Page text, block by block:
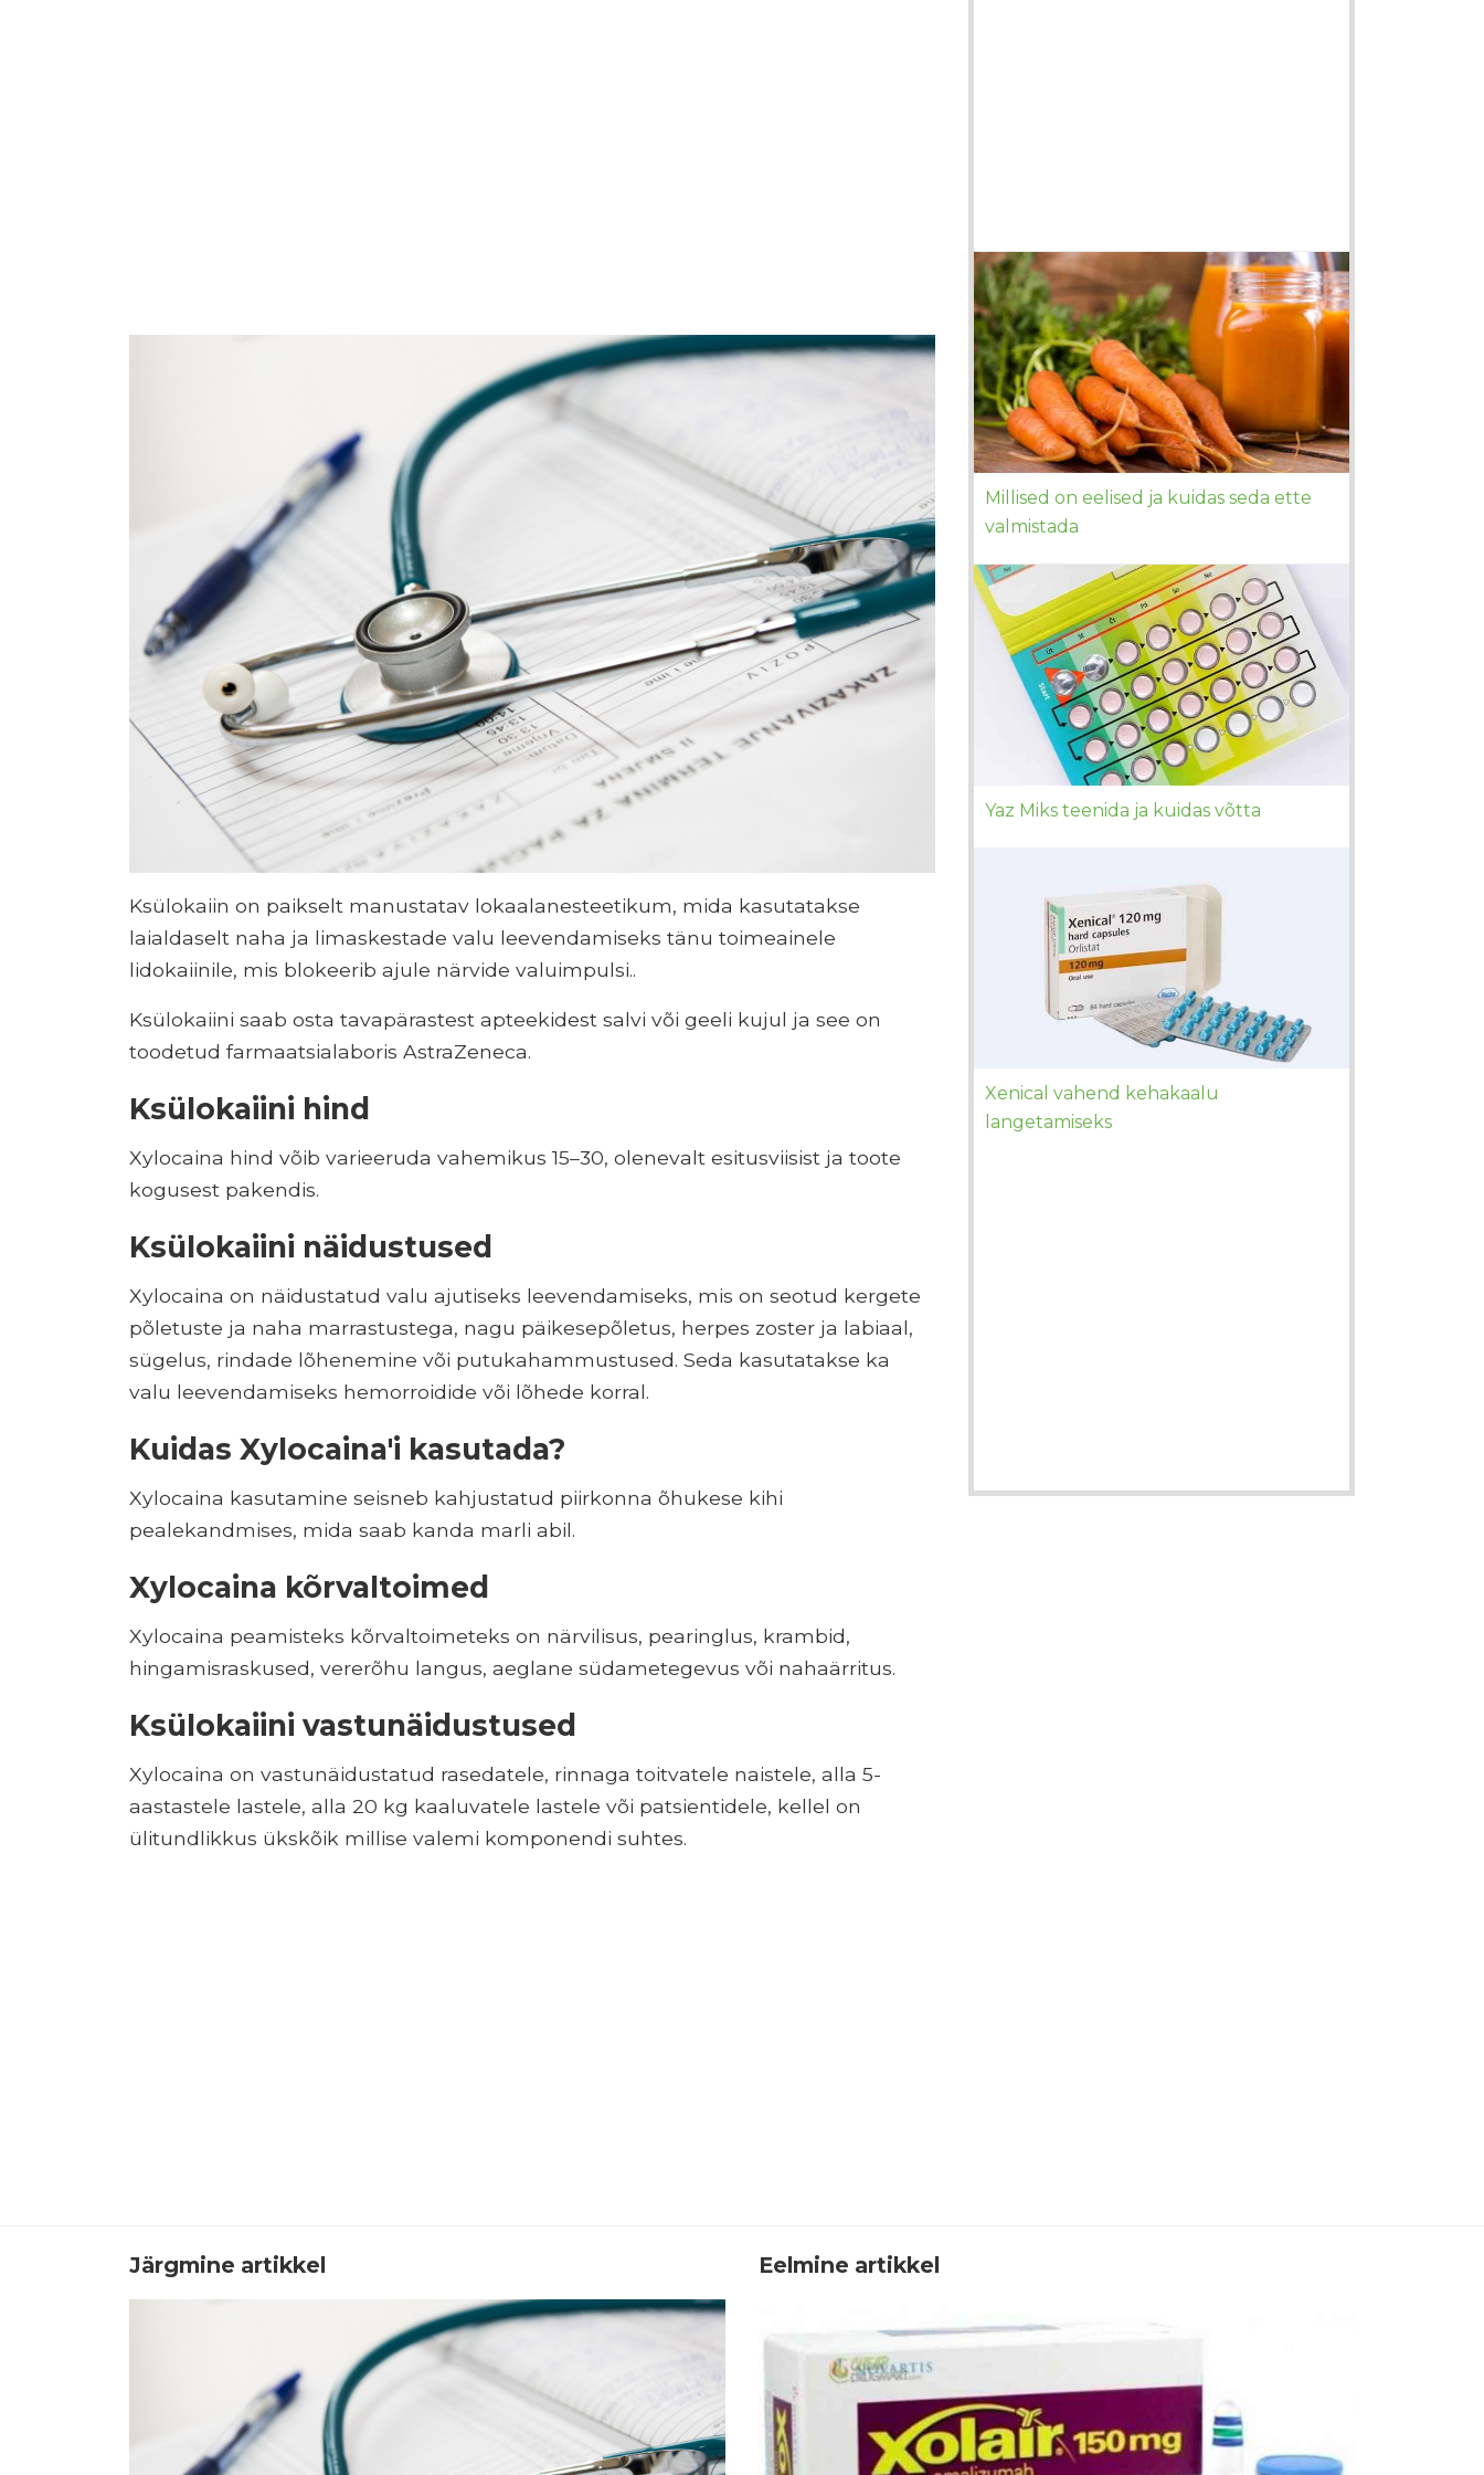
Ksülokaiin on paikselt manustatav lokaalanesteetikum, mida kasutatakse
laialdaselt naha ja limaskestade valu leevendamiseks tänu toimeainele
lidokaiinile, mis blokeerib ajule närvide valuimpulsi..
Ksülokaiini saab osta tavapärastest apteekidest salvi või geeli kujul ja see on
toodetud farmaatsialaboris AstraZeneca.
Ksülokaiini hind
Xylocaina hind võib varieeruda vahemikus 15–30, olenevalt esitusviisist ja toote
kogusest pakendis.
Ksülokaiini näidustused
Xylocaina on näidustatud valu ajutiseks leevendamiseks, mis on seotud kergete
põletuste ja naha marrastustega, nagu päikesepõletus, herpes zoster ja labiaal,
sügelus, rindade lõhenemine või putukahammustused. Seda kasutatakse ka
valu leevendamiseks hemorroidide või lõhede korral.
Kuidas Xylocaina'i kasutada?
Xylocaina kasutamine seisneb kahjustatud piirkonna õhukese kihi
pealekandmises, mida saab kanda marli abil.
Xylocaina kõrvaltoimed
Xylocaina peamisteks kõrvaltoimeteks on närvilisus, pearinglus, krambid,
hingamisraskused, vererõhu langus, aeglane südametegevus või nahaärritus.
Ksülokaiini vastunäidustused
Xylocaina on vastunäidustatud rasedatele, rinnaga toitvatele naistele, alla 5-
aastastele lastele, alla 20 kg kaaluvatele lastele või patsientidele, kellel on
ülitundlikkus ükskõik millise valemi komponendi suhtes.
Millised on eelised ja kuidas seda ette
valmistada
Yaz Miks teenida ja kuidas võtta
Xenical vahend kehakaalu
langetamiseks
Järgmine artikkel Eelmine artikkel